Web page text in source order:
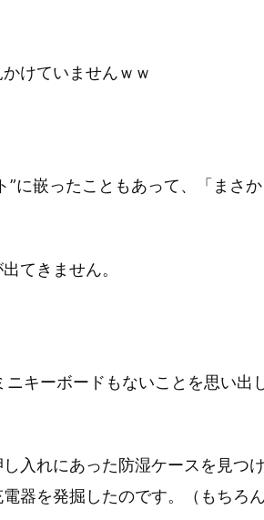
けていませんｗｗ
”に嵌ったこともあって、「まさ
てきません。
ニキーボードもないことを思い出
入れにあった防湿ケースを見つ
器を発掘したのです。（もちろ